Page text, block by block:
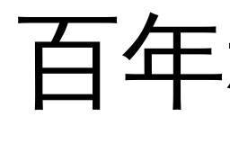
百